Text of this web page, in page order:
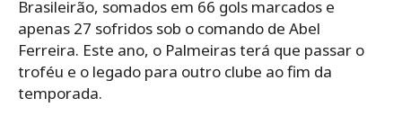
Brasileirão, somados em 66 gols marcados e
apenas 27 sofridos sob o comando de Abel
Ferreira. Este ano, o Palmeiras terá que passar o
troféu e o legado para outro clube ao fim da
temporada.